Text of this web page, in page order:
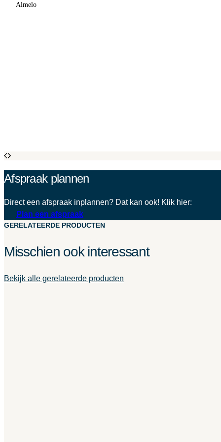
Almelo
Afspraak plannen
Direct een afspraak inplannen? Dat kan ook! Klik hier:
Plan een afspraak
GERELATEERDE PRODUCTEN
Misschien ook interessant
Bekijk alle gerelateerde producten